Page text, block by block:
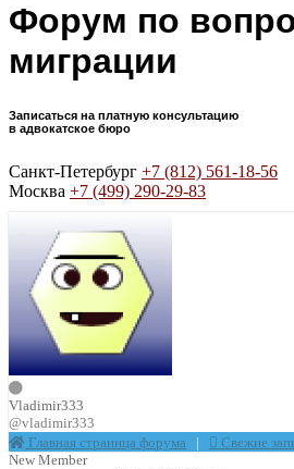
Форум по
миграции
Записаться на платную консультацию
в адвокатское бюро
Санкт-Петербург +7 (812) 561-18-56
Москва +7 (499) 290-29-83
Vladimir333
@vladimir333
Главная страница форума |
Свежие
New Member